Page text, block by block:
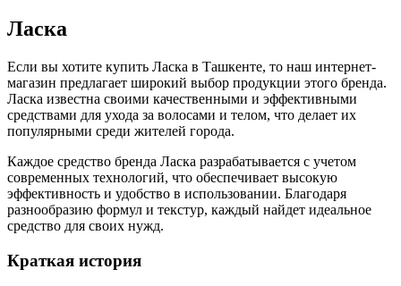
Ласка
Если вы хотите купить Ласка в Ташкенте, то наш интернет-
магазин предлагает широкий выбор продукции этого бренда.
Ласка известна своими качественными и эффективными
средствами для ухода за волосами и телом, что делает их
популярными среди жителей города.
Каждое средство бренда Ласка разрабатывается с учетом
современных технологий, что обеспечивает высокую
эффективность и удобство в использовании. Благодаря
разнообразию формул и текстур, каждый найдет идеальное
средство для своих нужд.
Краткая история